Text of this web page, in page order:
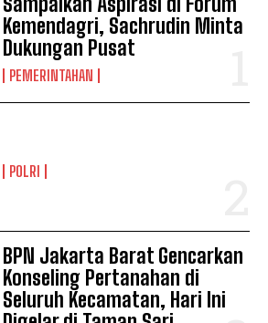
Kemendagri, Sachrudin Minta
Dukungan Pusat
PEMERINTAHAN
POLRI
BPN Jakarta Barat Gencarkan
Konseling Pertanahan di
Seluruh Kecamatan, Hari Ini